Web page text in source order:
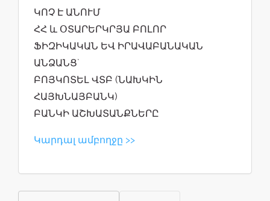
ԿՈՉ Է ԱՆՈՒՄ
ՀՀ և ՕՏԱՐԵՐԿՐՅԱ ԲՈԼՈՐ
ՖԻԶԻԿԱԿԱՆ ԵՎ ԻՐԱՎԱԲԱՆԱԿԱՆ
ԱՆՁԱՆՑ`
ԲՈՅԿՈՏԵԼ ՎՏԲ (ՆԱԽԿԻՆ
ՀԱՅԽՆԱՅԲԱՆԿ)
ԲԱՆԿԻ ԱՇԽԱՏԱՆՔՆԵՐԸ
Կարդալ ամբողջը >>